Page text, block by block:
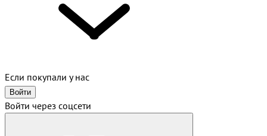
Если покупали у нас
Войти
Войти через соцсети